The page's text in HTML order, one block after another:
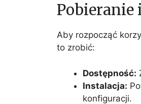
Aby rozpocząć
to zrobić:
Dostępność:
Instalacja:
konfiguracji.